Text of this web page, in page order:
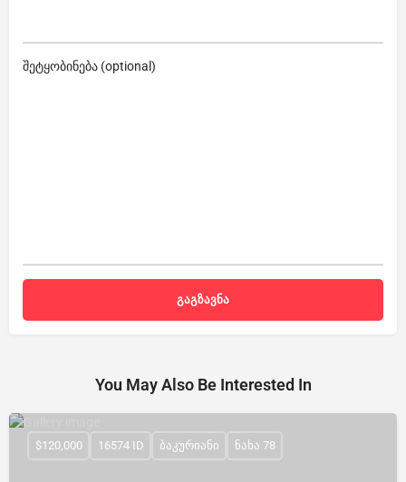
შეტყობინება (optional)
You May Also Be Interested In
$120,000 16574 ID ბაკურიანი ნახა 78